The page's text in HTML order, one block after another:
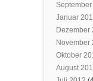
Januar
Dezember
November
Oktober
August